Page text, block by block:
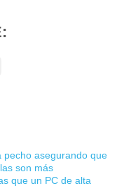
pecho asegurando que
son más
que un PC de alta